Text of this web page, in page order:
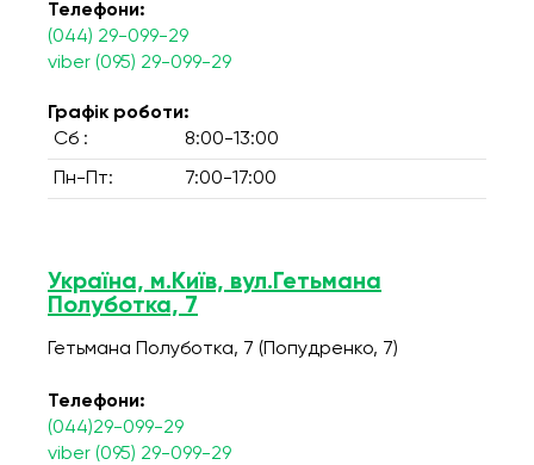
Телефони:
(044) 29-099-29
viber (095) 29-099-29
Графік роботи:
Сб :
8:00-13:00
Пн-Пт: 7:00-17:00
Україна, м.Київ, вул.Гетьмана
Полуботка, 7
Гетьмана Полуботка, 7 (Попудренко, 7)
Телефони:
(044)29-099-29
viber (095) 29-099-29